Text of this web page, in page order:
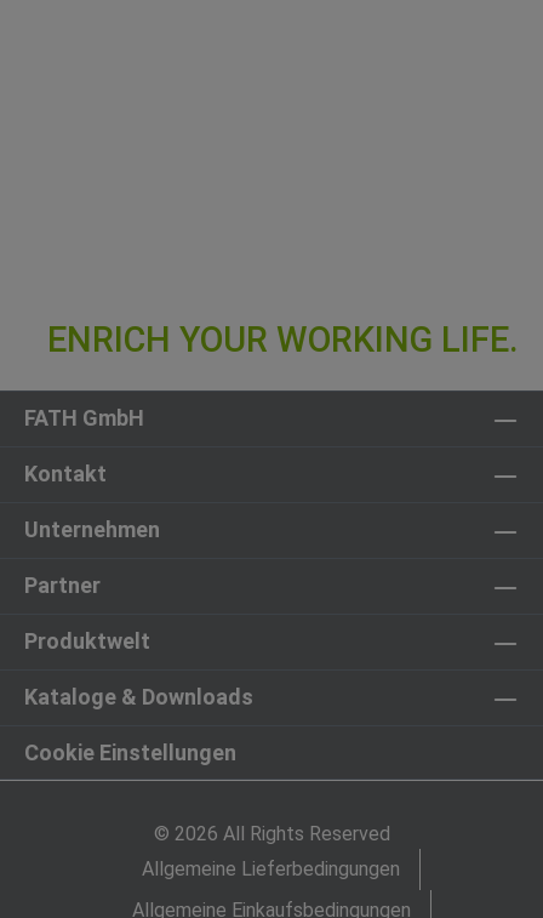
FATH GmbH
Kontakt
Unternehmen
Partner
Produktwelt
Kataloge & Downloads
Cookie Einstellungen
© 2026 All Rights Reserved
Allgemeine Lieferbedingungen
Allgemeine Einkaufsbedingungen